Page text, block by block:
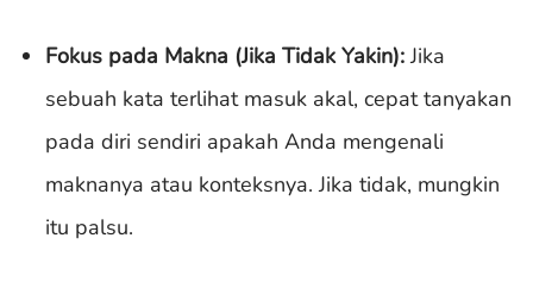
Fokus pada Makna (Jika Tidak Yakin):Jika
sebuah kata terlihat masuk akal, cepat tanyakan
pada diri sendiri apakah Anda mengenali
maknanya atau konteksnya. Jika tidak, mungkin
itu palsu.